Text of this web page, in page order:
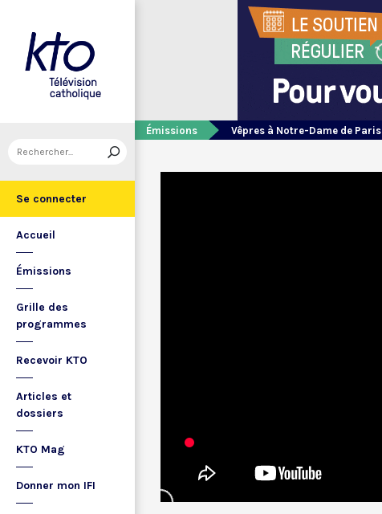
Se connecter
Accueil
Émissions
Grille des
programmes
Recevoir KTO
Articles et
dossiers
KTO Mag
Donner mon IFI
Émissions Vêpres à Notre-Dame de Paris